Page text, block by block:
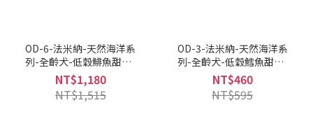
OD-6-法米納-天然海洋系
列-全齡犬-低穀鯡魚甜橙-
潔牙顆粒
2.5KG(8010276036629)
NT$1,180
NT$1,515
OD-3-法米納-天然海洋系
列-全齡犬-低穀鱈魚甜橙-
小顆粒
800G(8010276036582)
NT$460
NT$595